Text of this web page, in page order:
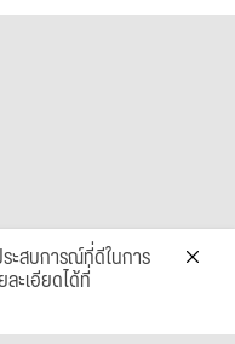
ะสบการณ์ที่ดีในการ
ะเอียดได้ที่